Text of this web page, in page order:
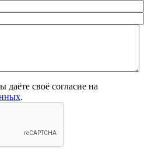
своё согласие на
.